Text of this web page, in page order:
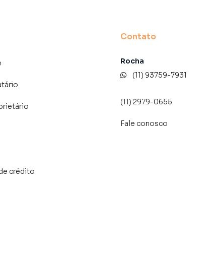
de investimento.
ou acomodação independente para
deste imóvel!
Paulo? Entre em contato com nossa equipe pelo
crédito
Contato
Rocha
(11) 93759-7931
(11) 2979-0655
Fale conosco